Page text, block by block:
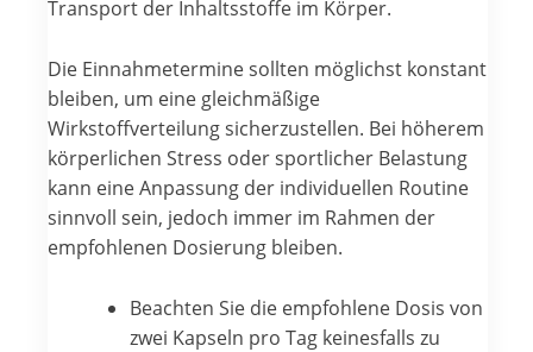
Transport der Inhaltsstoffe im Körper.
Die Einnahmetermine sollten möglichst konstant
bleiben, um eine gleichmäßige
Wirkstoffverteilung sicherzustellen. Bei höherem
körperlichen Stress oder sportlicher Belastung
kann eine Anpassung der individuellen Routine
sinnvoll sein, jedoch immer im Rahmen der
empfohlenen Dosierung bleiben.
Beachten Sie die empfohlene Dosis von
zwei Kapseln pro Tag keinesfalls zu